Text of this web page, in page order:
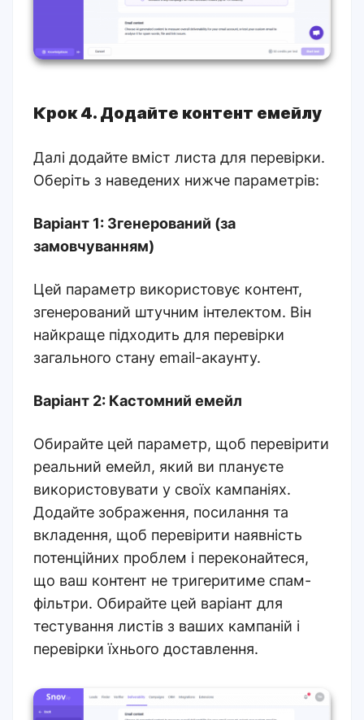
Крок 4. Додайте контент емейлу
Далі додайте вміст листа для перевірки.
Оберіть з наведених нижче параметрів:
Варіант 1: Згенерований (за
замовчуванням)
Цей параметр використовує контент,
згенерований штучним інтелектом. Він
найкраще підходить для перевірки
загального стану email-акаунту.
Варіант 2: Кастомний емейл
Обирайте цей параметр, щоб перевірити
реальний емейл, який ви плануєте
використовувати у своїх кампаніях.
Додайте зображення, посилання та
вкладення, щоб перевірити наявність
потенційних проблем і переконайтеся,
що ваш контент не тригеритиме спам-
фільтри. Обирайте цей варіант для
тестування листів з ваших кампаній і
перевірки їхнього доставлення.